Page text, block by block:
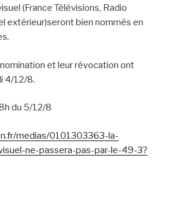
(France Télévisions, Radio
extérieur)seront bien nommés en
et leur révocation ont
4/12/8.
du 5/12/8
medias/0101303363-la-
ne-passera-pas-par-le-49-3?